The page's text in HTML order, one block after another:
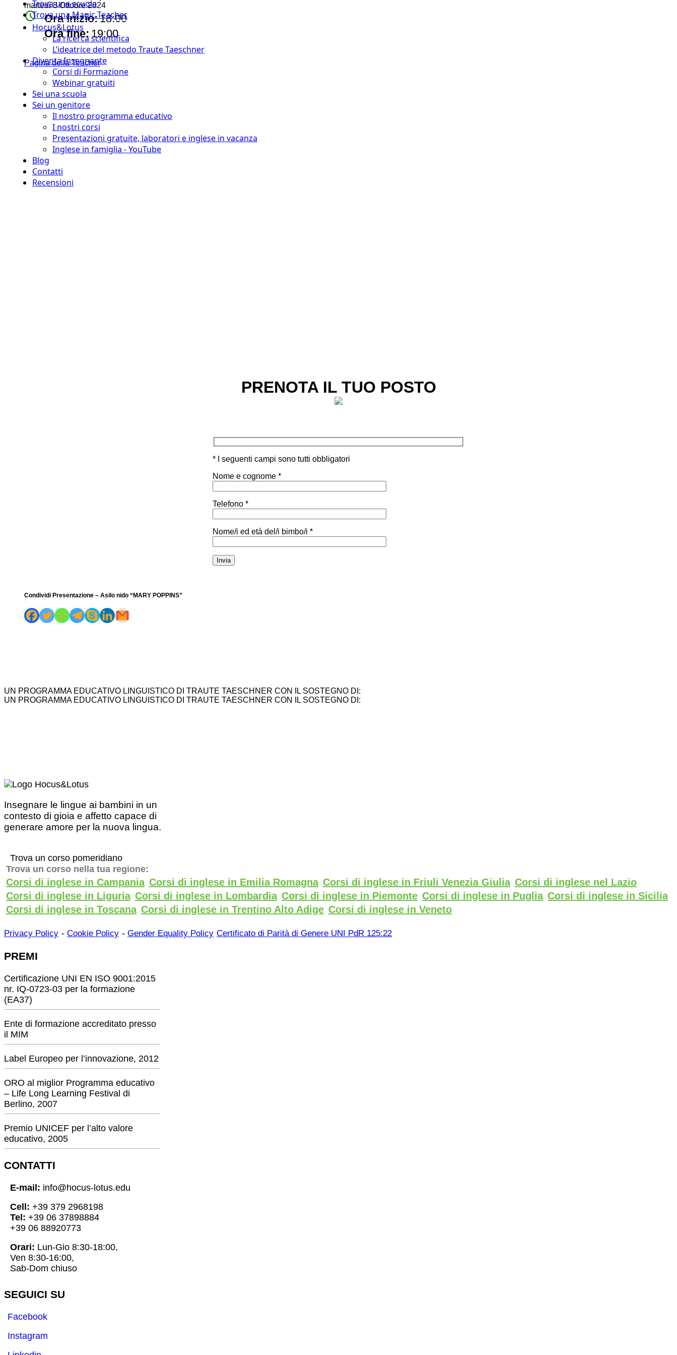
Trova una scuola
Trova una Magic Teacher
Hocus&Lotus
La ricerca scientifica
L’ideatrice del metodo Traute Taeschner
Diventa Insegnante
Corsi di Formazione
Webinar gratuiti
Sei una scuola
Sei un genitore
Il nostro programma educativo
I nostri corsi
Presentazioni gratuite, laboratori e inglese in vacanza
Inglese in famiglia - YouTube
Blog
Contatti
Recensioni
martedì 8 Ottobre 2024
watch_later Ora inizio:18:00
timer Ora fine: 19:00
Pagina della Teacher
PRENOTA IL TUO POSTO
* I seguenti campi sono tutti obbligatori
Nome e cognome *
Telefono *
Nome/i ed età del/i bimbo/i *
Condividi Presentazione – Asilo nido “MARY POPPINS”
UN PROGRAMMA EDUCATIVO LINGUISTICO DI TRAUTE TAESCHNER CON IL SOSTEGNO DI:
UN PROGRAMMA EDUCATIVO LINGUISTICO DI TRAUTE TAESCHNER CON IL SOSTEGNO DI:
Insegnare le lingue ai bambini in un
contesto di gioia e affetto capace di
generare amore per la nuova lingua.
Trova un corso pomeridiano
Trova un corso nella tua regione:
Corsi di inglese in Campania Corsi di inglese in Emilia Romagna Corsi di inglese in Friuli Venezia Giulia Corsi di inglese nel Lazio
Corsi di inglese in Liguria Corsi di inglese in Lombardia Corsi di inglese in Piemonte Corsi di inglese in Puglia Corsi di inglese in Sicilia
Corsi di inglese in Toscana Corsi di inglese in Trentino Alto Adige Corsi di inglese in Veneto
Privacy Policy - Cookie Policy - Gender Equality Policy Certificato di Parità di Genere UNI PdR 125:22
PREMI
Certificazione UNI EN ISO 9001:2015
nr. IQ-0723-03 per la formazione
(EA37)
Ente di formazione accreditato presso
il MIM
Label Europeo per l’innovazione, 2012
ORO al miglior Programma educativo
– Life Long Learning Festival di
Berlino, 2007
Premio UNICEF per l’alto valore
educativo, 2005
CONTATTI
E-mail: info@hocus-lotus.edu
Cell: +39 379 2968198
Tel: +39 06 37898884
+39 06 88920773
Orari: Lun-Gio 8:30-18:00,
Ven 8:30-16:00,
Sab-Dom chiuso
SEGUICI SU
Facebook
Instagram